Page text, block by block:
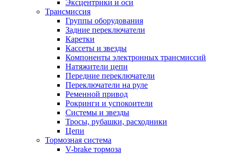
Эксцентрики и оси
Трансмиссия
Группы оборудования
Задние переключатели
Каретки
Кассеты и звезды
Компоненты электронных трансмиссий
Натяжители цепи
Передние переключатели
Переключатели на руле
Ременной привод
Рокринги и успокоители
Системы и звезды
Тросы, рубашки, расходники
Цепи
Тормозная система
V-brake тормоза